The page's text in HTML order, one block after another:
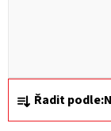
Ř
a
Řadit podle: